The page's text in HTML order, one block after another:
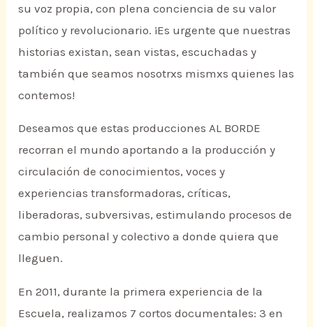
su voz propia, con plena conciencia de su valor
político y revolucionario. ¡Es urgente que nuestras
historias existan, sean vistas, escuchadas y
también que seamos nosotrxs mismxs quienes las
contemos!
Deseamos que estas producciones AL BORDE
recorran el mundo aportando a la producción y
circulación de conocimientos, voces y
experiencias transformadoras, críticas,
liberadoras, subversivas, estimulando procesos de
cambio personal y colectivo a donde quiera que
lleguen.
En 2011, durante la primera experiencia de la
Escuela, realizamos 7 cortos documentales: 3 en